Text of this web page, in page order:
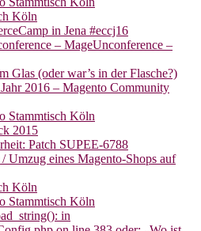
Köln
in Jena #eccj16
– MageUnconference –
Glas (oder war’s in der Flasche?)
2016 – Magento Community
Stammtisch Köln
2015
Patch SUPEE-6788
Umzug eines Magento-Shops auf
Köln
Stammtisch Köln
in